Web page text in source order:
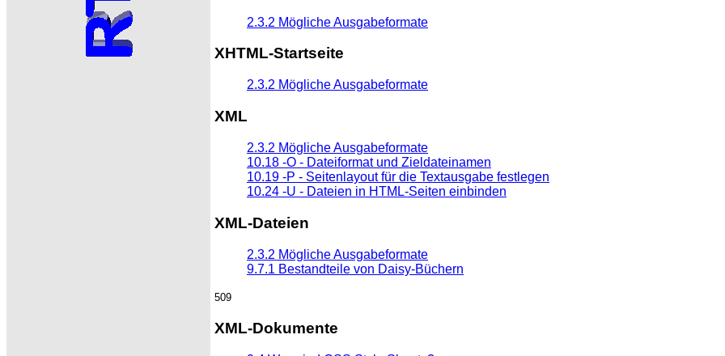
2.3.2 Mögliche Ausgabeformate
XHTML-Startseite
2.3.2 Mögliche Ausgabeformate
XML
2.3.2 Mögliche Ausgabeformate
10.18 -O - Dateiformat und Zieldateinamen
10.19 -P - Seitenlayout für die Textausgabe festlegen
10.24 -U - Dateien in HTML-Seiten einbinden
XML-Dateien
2.3.2 Mögliche Ausgabeformate
9.7.1 Bestandteile von Daisy-Büchern
509
XML-Dokumente